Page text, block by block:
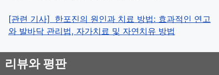
[관련 기사]
한포진의 원인과 치료 방법: 효과적인 연고
와 발바닥 관리법, 자가치료 및 자연치유 방법
리뷰와 평판